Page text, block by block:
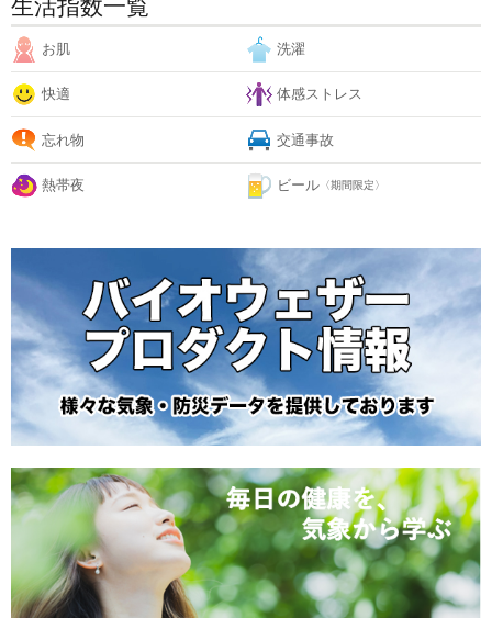
生活指数一覧
お肌 洗濯
快適 体感ストレス
忘れ物 交通事故
熱帯夜 ビール 〈期間限定〉